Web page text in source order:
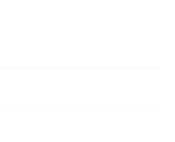
くことを目指し、利用者様
サービスを提供してきま
い介護」をつくること。
、「斬新なアイデア」と
メージにとらわれない新
ています！
の生活をサポートする「人